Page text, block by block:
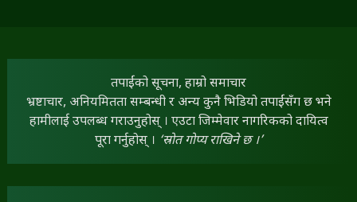
तपाईंको सूचना, हाम्रो समाचार
भ्रष्टाचार, अनियमितता सम्बन्धी र अन्य कुनै भिडियो तपाईंसँग छ भने
हामीलाई उपलब्ध गराउनुहोस् । एउटा जिम्मेवार नागरिकको दायित्व
पूरा गर्नुहोस् । ‘स्रोत गोप्य राखिने छ ।’